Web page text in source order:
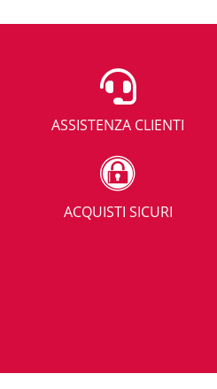
ASSISTENZA CLIENTI
ACQUISTI SICURI